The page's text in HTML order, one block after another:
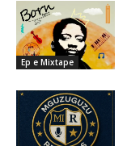
Ep e Mixtape